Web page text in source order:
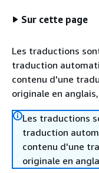
Sur cette page
Les traductions
traduction
contenu d'une
originale en
Les traductions
traduction
contenu d'une
originale en